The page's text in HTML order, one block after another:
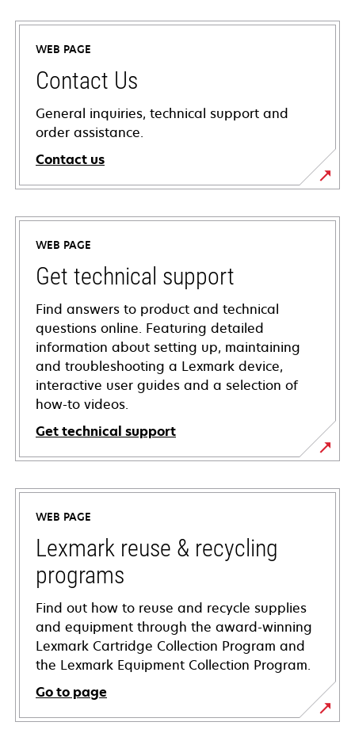
WEB PAGE
Contact Us
General inquiries, technical support and
order assistance.
Contact us
WEB PAGE
Get technical support
Find answers to product and technical
questions online. Featuring detailed
information about setting up, maintaining
and troubleshooting a Lexmark device,
interactive user guides and a selection of
how-to videos.
Get technical support
opens
in
new
tab
WEB PAGE
Lexmark reuse & recycling
programs
Find out how to reuse and recycle supplies
and equipment through the award-winning
Lexmark Cartridge Collection Program and
the Lexmark Equipment Collection Program.
Go to page